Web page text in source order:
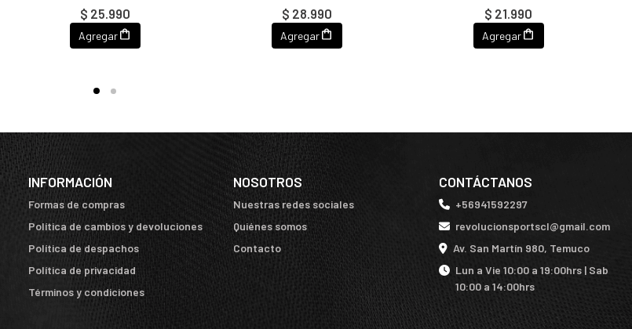
$ 25.990
Agregar
$ 28.990
Agregar
$ 21.990
Agregar
INFORMACIÓN
Formas de compras
Política de cambios y devoluciones
Política de despachos
Política de privacidad
Términos y condiciones
NOSOTROS
Nuestras redes sociales
Quiénes somos
Contacto
CONTÁCTANOS
+56941592297
revolucionsportscl@gmail.com
Av. San Martín 980, Temuco
Lun a Vie 10:00 a 19:00hrs | Sab
10:00 a 14:00hrs